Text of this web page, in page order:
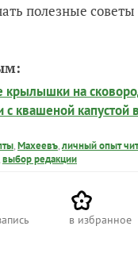
полезные
крылышки на
квашеной капустой
,Махеевъ,личный опыт
выбор редакции
в избранное